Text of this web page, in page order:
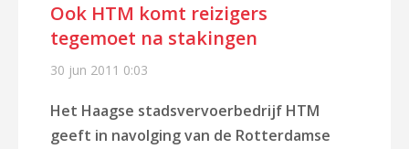
Ook HTM komt reizigers
tegemoet na stakingen
30 jun 2011 0:03
Het Haagse stadsvervoerbedrijf HTM
geeft in navolging van de Rotterdamse